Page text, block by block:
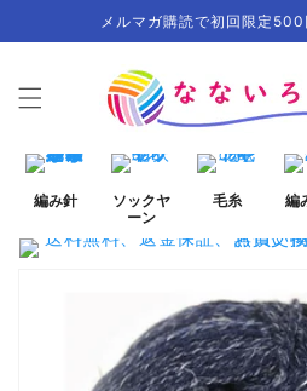
進む
メルマガ購読で初回限定
編み針
ソックヤ
ーン
毛糸
編